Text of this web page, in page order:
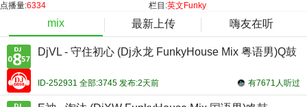
点播量:6334 栏目:英文Funky
mix 最新上传 嗨友在听
DjVL - 守住初心 (Dj永龙 FunkyHouse Mix 粤语男)Q鼓
有7671人听过
ID-252931 全部:3745 发布:2天前